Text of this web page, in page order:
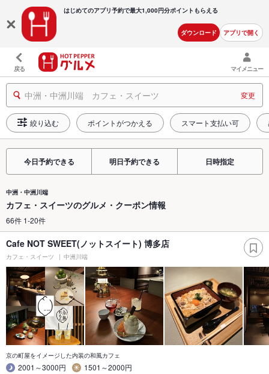
はじめてのアプリ予約で最大1,000円分ポイントもらえる
ダウンロード アプリで開く
戻る マイメニュー
中洲・中洲川端 カフェ・スイーツ 変更
絞り込む ポイントがつかえる スマート支払い可
今日予約できる 明日予約できる 日時指定
中洲・中洲川端
カフェ・スイーツのグルメ・クーポン情報
66件 1-20件
Cafe NOT SWEET(ノットスイート) 博多店
カフェ・スイーツ 中洲川端
京の町屋をイメージした内装の和風カフェ
2001～3000円
1501～2000円